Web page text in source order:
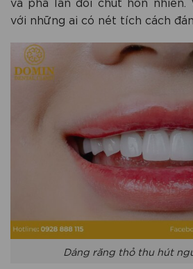
với những ai có nét tích cách
Dáng răng thỏ thu hút